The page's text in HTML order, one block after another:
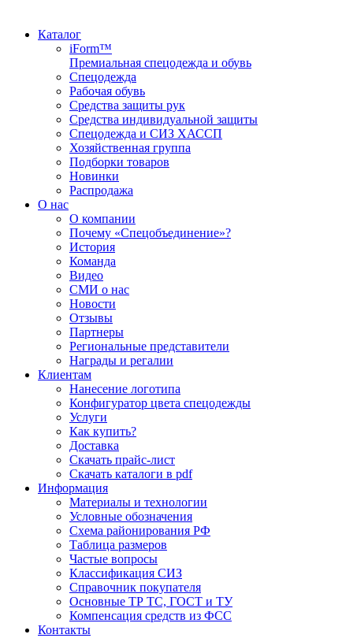
Каталог
iForm™
Премиальная спецодежда и обувь
Спецодежда
Рабочая обувь
Средства защиты рук
Средства индивидуальной защиты
Спецодежда и СИЗ ХАССП
Хозяйственная группа
Подборки товаров
Новинки
Распродажа
О нас
О компании
Почему «Спецобъединение»?
История
Команда
Видео
СМИ о нас
Новости
Отзывы
Партнеры
Региональные представители
Награды и регалии
Клиентам
Нанесение логотипа
Конфигуратор цвета спецодежды
Услуги
Как купить?
Доставка
Скачать прайс-лист
Скачать каталоги в pdf
Информация
Материалы и технологии
Условные обозначения
Схема районирования РФ
Таблица размеров
Частые вопросы
Классификация СИЗ
Справочник покупателя
Основные ТР ТС, ГОСТ и ТУ
Компенсация средств из ФСС
Контакты